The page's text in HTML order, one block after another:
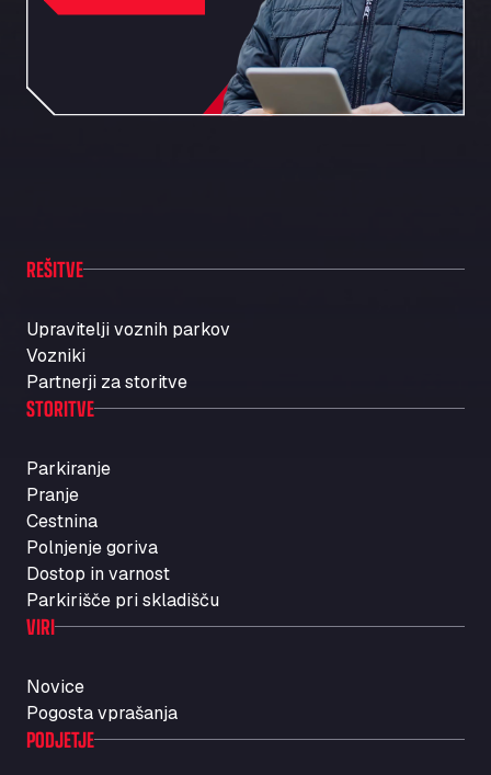
REŠITVE
Upravitelji voznih parkov
Vozniki
Partnerji za storitve
STORITVE
Parkiranje
Pranje
Cestnina
Polnjenje goriva
Dostop in varnost
Parkirišče pri skladišču
VIRI
Novice
Pogosta vprašanja
PODJETJE